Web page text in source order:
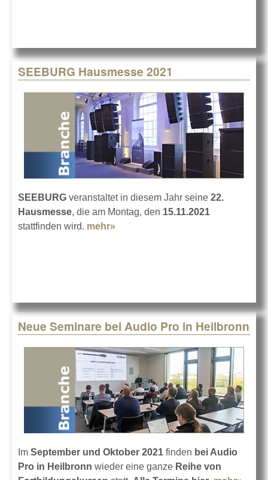
SEEBURG Hausmesse 2021
SEEBURG veranstaltet in diesem Jahr seine 22.
Hausmesse, die am Montag, den 15.11.2021
stattfinden wird. mehr»
Neue Seminare bei Audio Pro in Heilbronn
Im September und Oktober 2021 finden bei Audio
Pro in Heilbronn wieder eine ganze Reihe von